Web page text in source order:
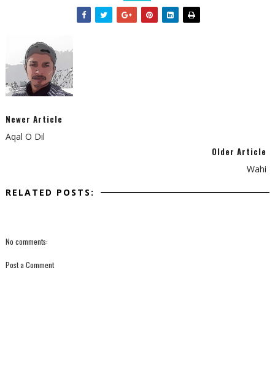
Newer Article
Aqal O Dil
Older Article
Wahi
RELATED POSTS:
No comments:
Post a Comment